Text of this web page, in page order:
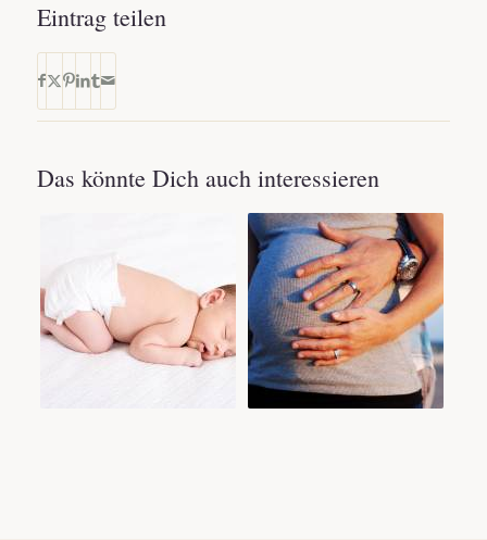
Eintrag teilen
Das könnte Dich auch interessieren